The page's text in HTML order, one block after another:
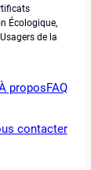
Écologique,
de la
proposFAQ
contacter